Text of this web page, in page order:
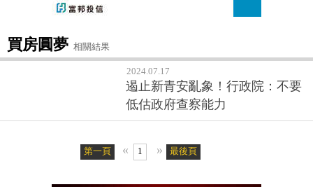
買房圓夢 相關結果
2024.07.17
遏止新青安亂象！行政院：不要
低估政府查察能力
第一頁 « 1 » 最後頁